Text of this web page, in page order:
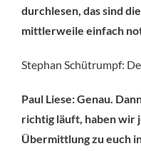
durchlesen, das sind
mittlerweile einfach
Stephan Schütrumpf:
Paul Liese: Genau.
richtig läuft, haben wir
Übermittlung zu euch